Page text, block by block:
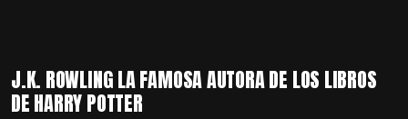
J.K. ROWLING LA FAMOSA AUTORA DE LOS LIBROS
DE HARRY POTTER